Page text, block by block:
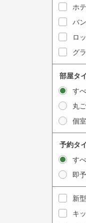
t
e
a
c
t
w
i
t
h
c
a
t
o
n
t
e
r
a
c
w
i
t
h
t
h
ホ
バ
ロ
グ
部屋タ
す
丸
個室
予約タ
す
即
新
キ